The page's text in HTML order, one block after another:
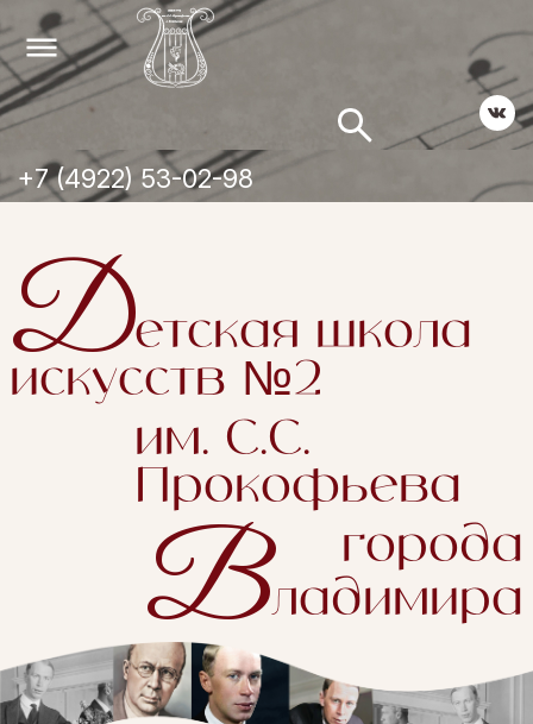
+7 (4922) 53-02-98
Детская школа
искусств №2
им. С.С.
Прокофьева
города
Владимира